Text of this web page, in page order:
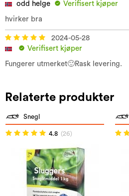
odd helge
Verifisert kjøper
hvirker bra
2024-05-28
Verifisert kjøper
Fungerer utmerket🙂Rask levering.
Relaterte produkter
Snegl
4.8 (26)